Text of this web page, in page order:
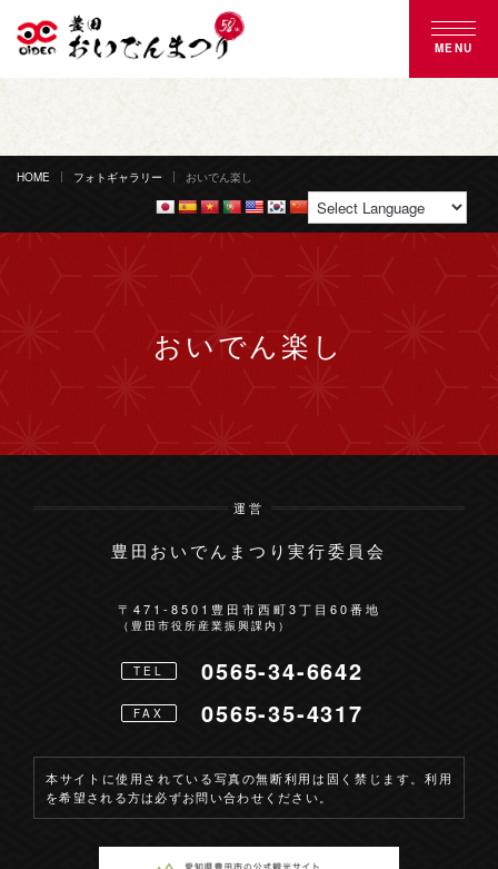
MENU
おいでん踊り
花火大会
お問い合わせ
HOME フォトギャラリー おいでん楽し
おいでん楽し
運営
豊田おいでんまつり実行委員会
〒471-8501 豊田市西町3丁目60番地
（豊田市役所産業振興課内）
TEL 0565-34-6642
FAX 0565-35-4317
本サイトに使用されている写真の無断利用は固く禁じます。利用
を希望される方は必ずお問い合わせください。